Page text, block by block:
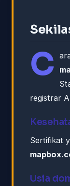
C
registrar
Sertifikat
Usia